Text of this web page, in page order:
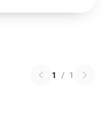
1 / 1